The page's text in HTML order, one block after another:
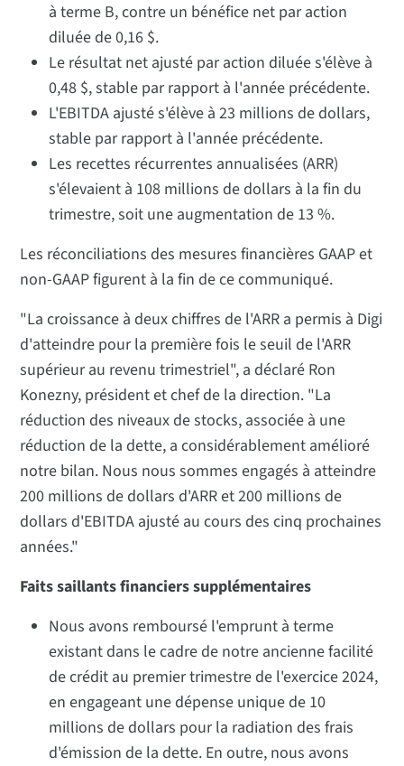
à terme B, contre un bénéfice net par action
diluée de 0,16 $.
Le résultat net ajusté par action diluée s'élève à
0,48 $, stable par rapport à l'année précédente.
L'EBITDA ajusté s'élève à 23 millions de dollars,
stable par rapport à l'année précédente.
Les recettes récurrentes annualisées (ARR)
s'élevaient à 108 millions de dollars à la fin du
trimestre, soit une augmentation de 13 %.
Les réconciliations des mesures financières GAAP et
non-GAAP figurent à la fin de ce communiqué.
"La croissance à deux chiffres de l'ARR a permis à Digi
d'atteindre pour la première fois le seuil de l'ARR
supérieur au revenu trimestriel", a déclaré Ron
Konezny, président et chef de la direction. "La
réduction des niveaux de stocks, associée à une
réduction de la dette, a considérablement amélioré
notre bilan. Nous nous sommes engagés à atteindre
200 millions de dollars d'ARR et 200 millions de
dollars d'EBITDA ajusté au cours des cinq prochaines
années."
Faits saillants financiers supplémentaires
Nous avons remboursé l'emprunt à terme
existant dans le cadre de notre ancienne facilité
de crédit au premier trimestre de l'exercice 2024,
en engageant une dépense unique de 10
millions de dollars pour la radiation des frais
d'émission de la dette. En outre, nous avons